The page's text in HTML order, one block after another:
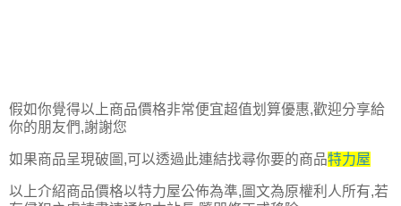
假如你覺得以上商品價格非常便宜超值划算優惠,歡迎分享給
你的朋友們,謝謝您
如果商品呈現破圖,可以透過此連結找尋你要的商品特力屋
以上介紹商品價格以特力屋公佈為準,圖文為原權利人所有,若